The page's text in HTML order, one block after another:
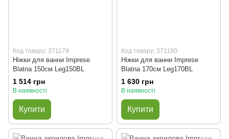
Код товару: 371179
Ніжки для ванни Imprese
Blatna 150см Leg150BL
1 514 грн
В наявності
Купити
Код товару: 371180
Ніжки для ванни Imprese
Blatna 170см Leg170BL
1 630 грн
В наявності
Купити